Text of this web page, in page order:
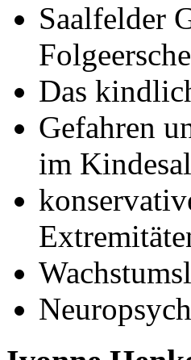
Saalfelder
Das
Gefahren
im